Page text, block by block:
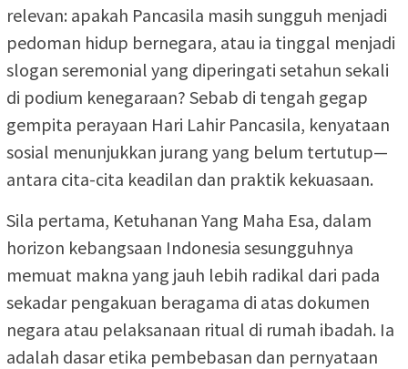
relevan: apakah Pancasila masih sungguh menjadi
pedoman hidup bernegara, atau ia tinggal menjadi
slogan seremonial yang diperingati setahun sekali
di podium kenegaraan? Sebab di tengah gegap
gempita perayaan Hari Lahir Pancasila, kenyataan
sosial menunjukkan jurang yang belum tertutup—
antara cita-cita keadilan dan praktik kekuasaan.
Sila pertama, Ketuhanan Yang Maha Esa, dalam
horizon kebangsaan Indonesia sesungguhnya
memuat makna yang jauh lebih radikal dari pada
sekadar pengakuan beragama di atas dokumen
negara atau pelaksanaan ritual di rumah ibadah. Ia
adalah dasar etika pembebasan dan pernyataan